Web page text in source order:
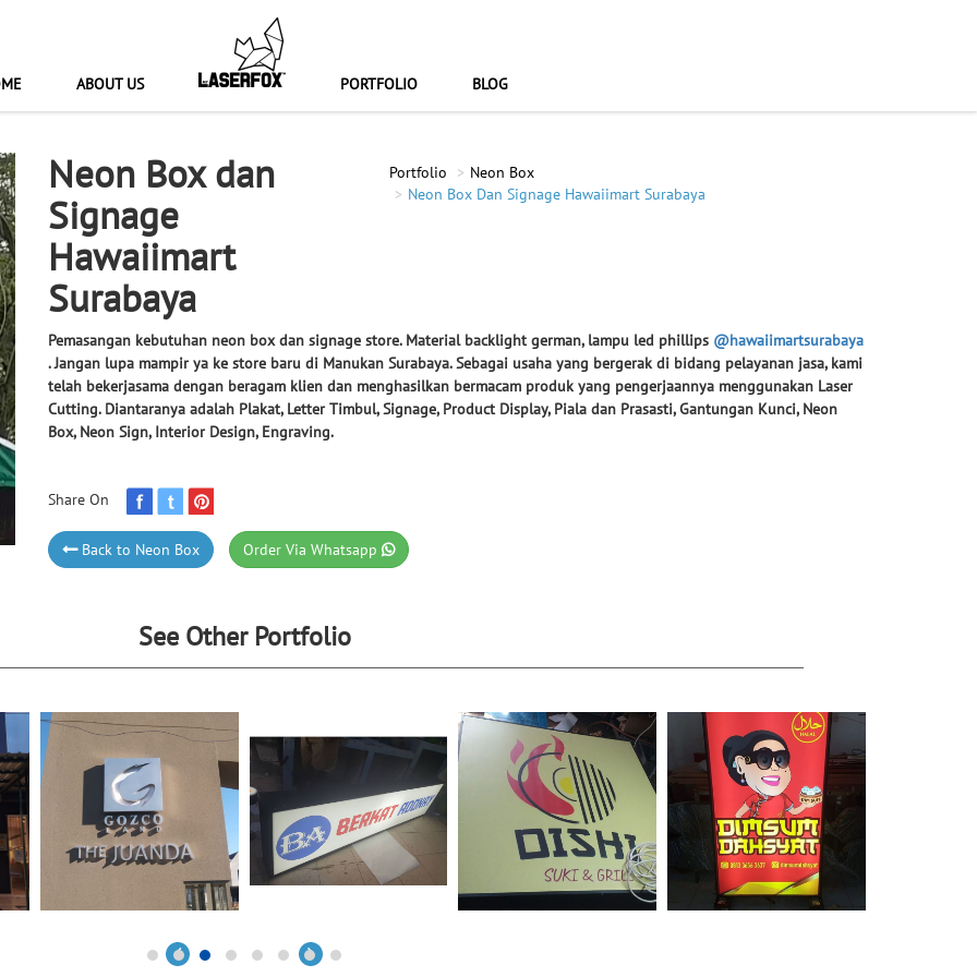
ABOUT US PORTFOLIO BLOG
Neon Box dan
Signage
Hawaiimart
Surabaya
Portfolio
Neon Box
Neon Box Dan Signage Hawaiimart Surabaya
Pemasangan kebutuhan neon box dan signage store. Material backlight german, lampu led phillips @hawaiimartsurabaya
. Jangan lupa mampir ya ke store baru di Manukan Surabaya. Sebagai usaha yang bergerak di bidang pelayanan jasa, kami
telah bekerjasama dengan beragam klien dan menghasilkan bermacam produk yang pengerjaannya menggunakan Laser
Cutting. Diantaranya adalah Plakat, Letter Timbul, Signage, Product Display, Piala dan Prasasti, Gantungan Kunci, Neon
Box, Neon Sign, Interior Design, Engraving.
Share On
Back to Neon Box Order Via Whatsapp
See Other Portfolio